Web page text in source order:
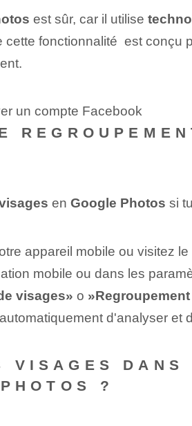
est sûr, car il utilise
cette fonctionnalité ⁤ est
un compte Facebook
en Google Photos ⁤si
appareil mobile​ ou visitez
mobile ou dans les
visages» o
d'analyser et
VISAGES DANS
?